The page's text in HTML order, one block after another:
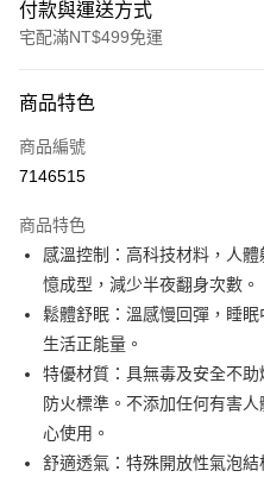
付款與運送方式
宅配滿NT$499免運
信用卡一次付款
信用卡分期付款
合作金庫商業銀行
華南商業銀行
上海商業儲蓄銀行
國泰世華商業銀行
臺灣中小企業銀行
匯豐（台灣）商業銀行
聯邦商業銀行
元大商業銀行
玉山商業銀行
台新國際商業銀行
6 期 0 利率 每期
華南商業銀行
上海商業儲蓄銀行
國泰世華商業銀行
臺灣中小企業銀行
匯豐（台灣）商業銀行
聯邦商業銀行
元大商業銀行
玉山商業銀行
LINE Pay
Apple Pay
街口支付
悠遊付
Google Pay
商品特色
商品編號
7146515
商品特色
感溫控制：高科技材料，人
憶成型，減少半夜翻身次數。
鬆體舒眠：溫感慢回彈，睡
生活正能量。
特優材質：具無毒及安全不
防火標準。不添加任何有害
心使用。
舒適透氣：特殊開放性氣泡